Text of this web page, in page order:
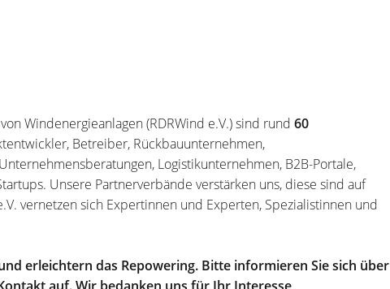
Windenergieanlagen (RDRWind e.V.) sind rund 60
Betreiber, Rückbauunternehmen,
Logistikunternehmen, B2B-Portale,
Unsere Partnerverbände verstärken uns, diese sind auf
vernetzen sich Expertinnen und Experten, Spezialistinnen und
erleichtern das Repowering. Bitte informieren Sie sich über